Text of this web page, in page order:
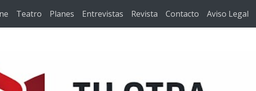
Teatro Planes Entrevistas Revista Contacto Aviso Legal